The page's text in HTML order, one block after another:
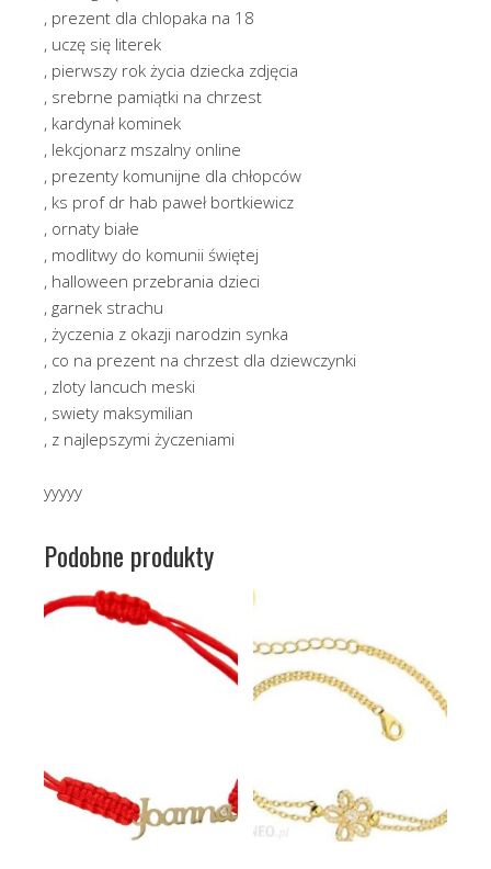
, prezent dla chlopaka na 18
, uczę się literek
, pierwszy rok życia dziecka zdjęcia
, srebrne pamiątki na chrzest
, kardynał kominek
, lekcjonarz mszalny online
, prezenty komunijne dla chłopców
, ks prof dr hab paweł bortkiewicz
, ornaty białe
, modlitwy do komunii świętej
, halloween przebrania dzieci
, garnek strachu
, życzenia z okazji narodzin synka
, co na prezent na chrzest dla dziewczynki
, zloty lancuch meski
, swiety maksymilian
, z najlepszymi życzeniami
yyyyy
Podobne produkty